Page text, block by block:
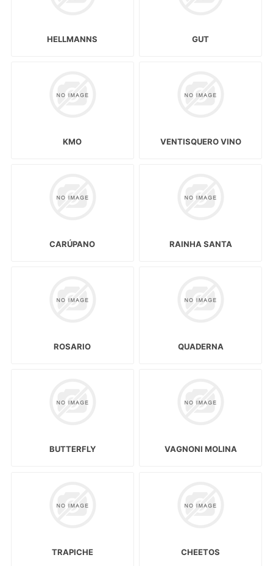
HELLMANNS GUT
KMO VENTISQUERO VINO
CARÚPANO RAINHA SANTA
ROSARIO QUADERNA
BUTTERFLY VAGNONI MOLINA
TRAPICHE CHEETOS